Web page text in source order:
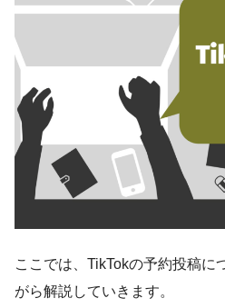
ここでは、TikTokの予約投稿に
がら解説していきます。